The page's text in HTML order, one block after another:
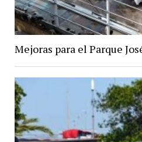
Mejoras para el Parque